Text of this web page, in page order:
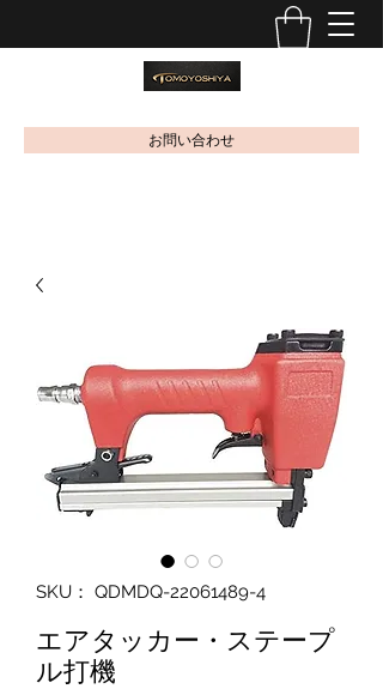
お問い合わせ
SKU： QDMDQ-22061489-4
エアタッカー・ステープ
ル打機